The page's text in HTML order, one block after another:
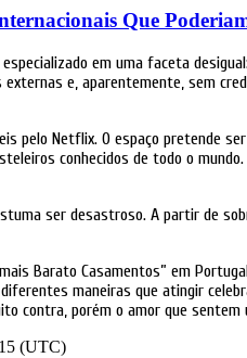
Que
em uma faceta
externas e, aparentemente, sem
pelo Netflix. O espaço pretende
conhecidos de todo o
ser desastroso. A partir de
Barato Casamentos” em
maneiras que atingir
contra, porém o amor que sentem
(UTC)